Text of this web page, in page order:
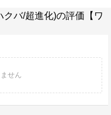
クバ/超進化)の評価【ワ